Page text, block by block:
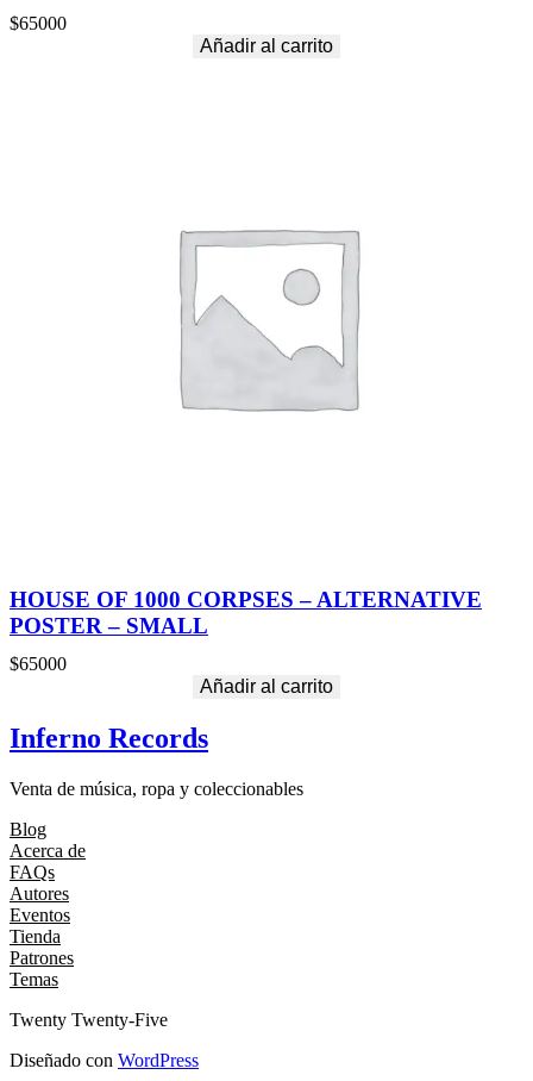
$65000
Añadir al carrito
HOUSE OF 1000 CORPSES – ALTERNATIVE
POSTER – SMALL
$65000
Añadir al carrito
Inferno Records
Venta de música, ropa y coleccionables
Blog
Acerca de
FAQs
Autores
Eventos
Tienda
Patrones
Temas
Twenty Twenty-Five
Diseñado con WordPress